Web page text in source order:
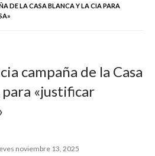
DE LA CASA BLANCA Y LA CIA PARA
campaña de la Casa
para «justificar
noviembre 13, 2025